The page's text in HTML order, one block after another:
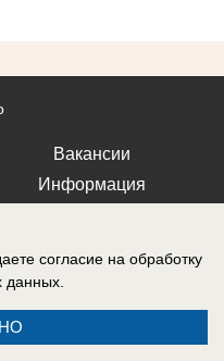
Вакансии
Информация
технологий и
12 июля 2019 г.
согласие на обработку
данных.